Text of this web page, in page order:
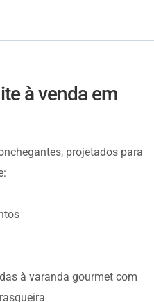
à venda em
projetados para
à varanda gourmet com